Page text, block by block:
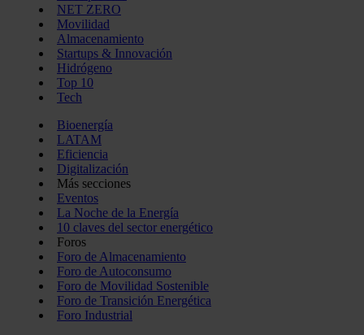
NET ZERO
Movilidad
Almacenamiento
Startups & Innovación
Hidrógeno
Top 10
Tech
Bioenergía
LATAM
Eficiencia
Digitalización
Más secciones
Eventos
La Noche de la Energía
10 claves del sector energético
Foros
Foro de Almacenamiento
Foro de Autoconsumo
Foro de Movilidad Sostenible
Foro de Transición Energética
Foro Industrial